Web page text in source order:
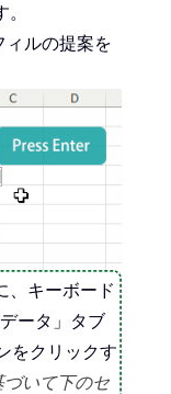
ルの提案を
、キーボード
ータ」タブ
をクリックす
いて下のセ